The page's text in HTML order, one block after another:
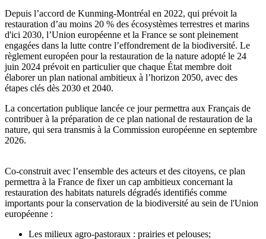
Depuis l’accord de Kunming-Montréal en 2022, qui prévoit la
restauration d’au moins 20 % des écosystèmes terrestres et marins
d'ici 2030, l’Union européenne et la France se sont pleinement
engagées dans la lutte contre l’effondrement de la biodiversité. Le
règlement européen pour la restauration de la nature adopté le 24
juin 2024 prévoit en particulier que chaque État membre doit
élaborer un plan national ambitieux à l’horizon 2050, avec des
étapes clés dès 2030 et 2040.
La concertation publique lancée ce jour permettra aux Français de
contribuer à la préparation de ce plan national de restauration de la
nature, qui sera transmis à la Commission européenne en septembre
2026.
Co-construit avec l’ensemble des acteurs et des citoyens, ce plan
permettra à la France de fixer un cap ambitieux concernant la
restauration des habitats naturels dégradés identifiés comme
importants pour la conservation de la biodiversité au sein de l'Union
européenne :
Les milieux agro-pastoraux : prairies et pelouses;